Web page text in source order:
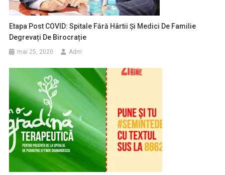
Etapa Post COVID: Spitale Fără Hârtii Și Medici De Familie
Degrevați De Birocrație
mai 25, 2020 Adm